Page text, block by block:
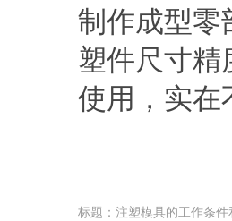
制作成型零
塑件尺寸精
使用，实在
标题：注塑模具的工作条件